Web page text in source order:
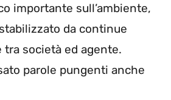
importante sull’ambiente,
da continue
società ed agente.
parole pungenti anche